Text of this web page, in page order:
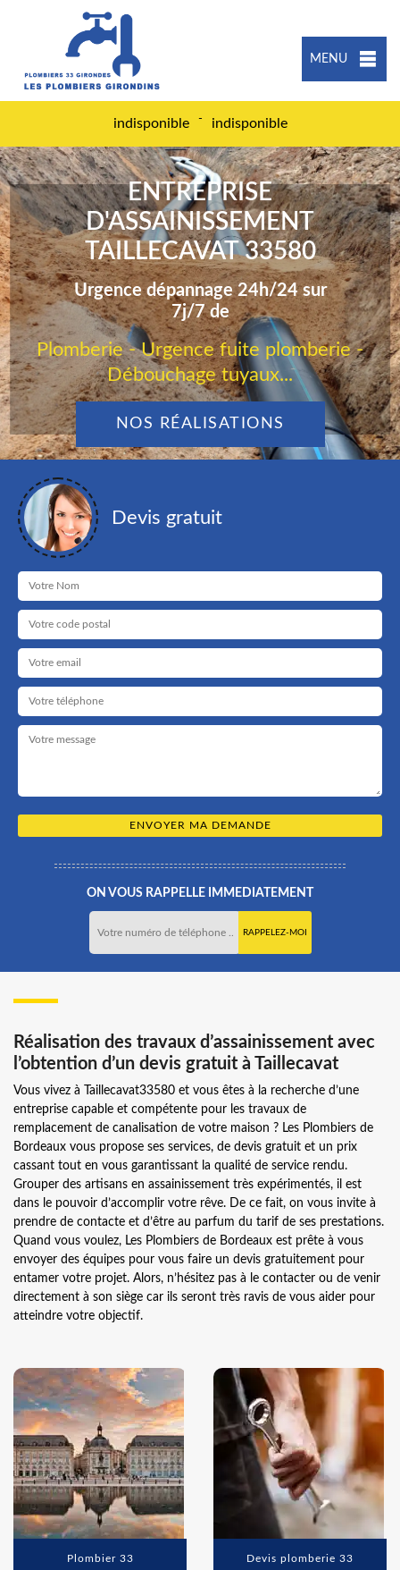
MENU
indisponible - indisponible
ENTREPRISE
D'ASSAINISSEMENT
TAILLECAVAT 33580
Urgence dépannage 24h/24 sur
7j/7 de
Plomberie - Urgence fuite plomberie -
Débouchage tuyaux...
NOS RÉALISATIONS
Devis gratuit
ON VOUS RAPPELLE IMMEDIATEMENT
Réalisation des travaux d’assainissement avec
l’obtention d’un devis gratuit à Taillecavat
Vous vivez à Taillecavat33580 et vous êtes à la recherche d’une
entreprise capable et compétente pour les travaux de
remplacement de canalisation de votre maison ? Les Plombiers de
Bordeaux vous propose ses services, de devis gratuit et un prix
cassant tout en vous garantissant la qualité de service rendu.
Grouper des artisans en assainissement très expérimentés, il est
dans le pouvoir d’accomplir votre rêve. De ce fait, on vous invite à
prendre de contacte et d’être au parfum du tarif de ses prestations.
Quand vous voulez, Les Plombiers de Bordeaux est prête à vous
envoyer des équipes pour vous faire un devis gratuitement pour
entamer votre projet. Alors, n’hésitez pas à le contacter ou de venir
directement à son siège car ils seront très ravis de vous aider pour
atteindre votre objectif.
Plombier 33 Devis plomberie 33